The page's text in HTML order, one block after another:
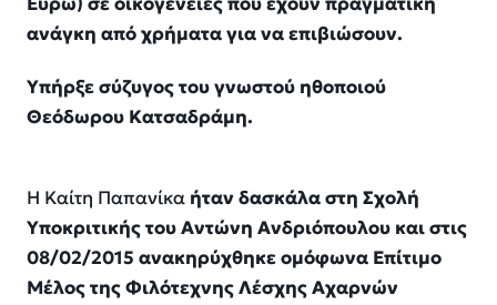
ανάγκη από χρήματα για να επιβιώσουν.
Υπήρξε σύζυγος του γνωστού ηθοποιού
Θεόδωρου Κατσαδράμη.
Η Καίτη Παπανίκα ήταν δασκάλα στη Σχολή
Υποκριτικής του Αντώνη Ανδριόπουλου και στις
08/02/2015 ανακηρύχθηκε ομόφωνα Επίτιμο
Μέλος της Φιλότεχνης Λέσχης Αχαρνών